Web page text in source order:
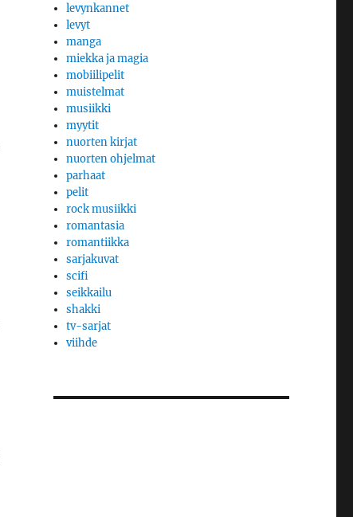
levynkannet
levyt
manga
miekka ja magia
mobiilipelit
muistelmat
musiikki
myytit
nuorten kirjat
nuorten ohjelmat
parhaat
pelit
rock musiikki
romantasia
romantiikka
sarjakuvat
scifi
seikkailu
shakki
tv-sarjat
viihde